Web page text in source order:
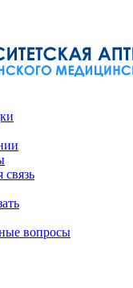
связь
вопросы